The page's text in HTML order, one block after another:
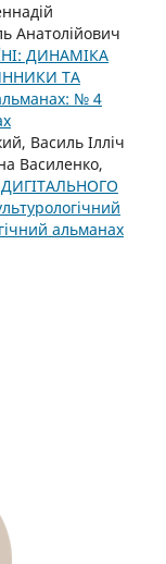
Анатолійович
ДИНАМІКА
ТА
№ 4
Василь Ілліч
Василенко,
альманах